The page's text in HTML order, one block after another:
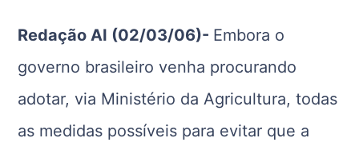
Redação AI (02/03/06)- Embora o
governo brasileiro venha procurando
adotar, via Ministério da Agricultura, todas
as medidas possíveis para evitar que a